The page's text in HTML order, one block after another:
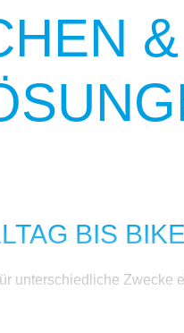
BIS
unterschiedliche Zwecke